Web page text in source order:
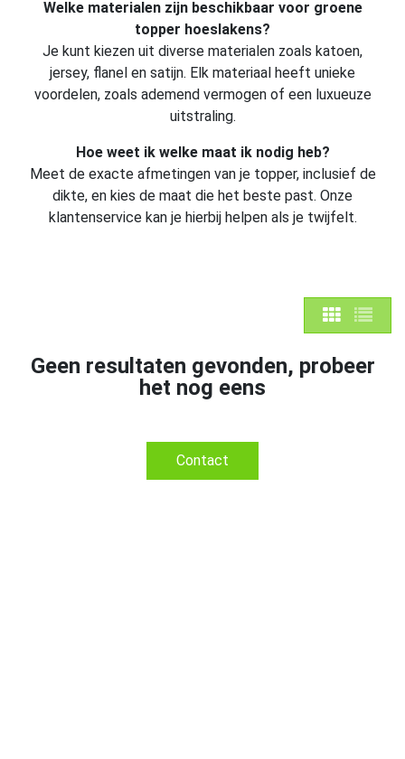
Welke materialen zijn beschikbaar voor groene
topper hoeslakens?
Je kunt kiezen uit diverse materialen zoals katoen,
jersey, flanel en satijn. Elk materiaal heeft unieke
voordelen, zoals ademend vermogen of een luxueuze
uitstraling.
Hoe weet ik welke maat ik nodig heb?
Meet de exacte afmetingen van je topper, inclusief de
dikte, en kies de maat die het beste past. Onze
klantenservice kan je hierbij helpen als je twijfelt.
Geen resultaten gevonden, probeer
het nog eens
Contact